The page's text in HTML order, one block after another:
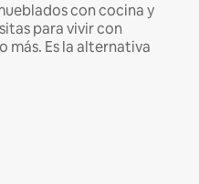
con cocina y
para vivir con
más. Es la alternativa